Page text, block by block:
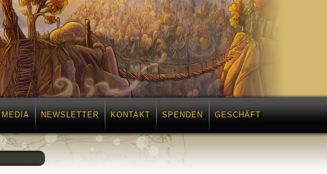
MEDIA NEWSLETTER KONTAKT SPENDEN GESCHÄFT